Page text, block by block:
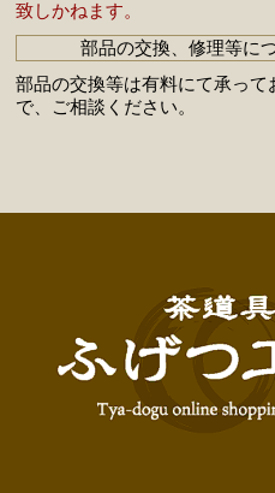
致しかねます。
部品の交換、修理等に
部品の交換等は有料にて承って
で、ご相談ください。